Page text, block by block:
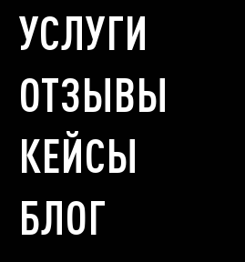
УСЛУГИ
ОТЗЫВЫ
КЕЙСЫ
БЛОГ